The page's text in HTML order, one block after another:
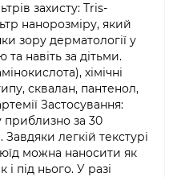
захисту: Tris-
нанорозміру, який
зору дерматології у
навіть за дітьми.
хімічні
сквалан, пантенол,
Застосування:
приблизно за 30
легкій текстурі
можна наносити як
під нього. У разі